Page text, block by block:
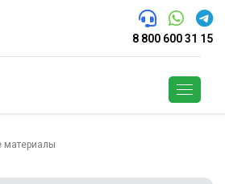
8 800 600 31 15
материалы